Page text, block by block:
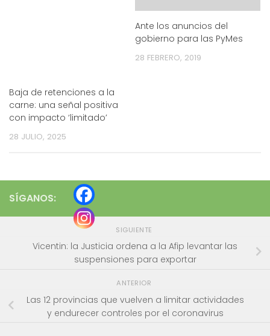
Baja de retenciones a la
carne: una señal positiva
con impacto ‘limitado’
28 JULIO, 2025
Ante los anuncios del
gobierno para las PyMes
28 FEBRERO, 2019
SÍGANOS:
SIGUIENTE
Vicentin: la Justicia ordena a la Afip levantar las
suspensiones para exportar
ANTERIOR
Las 12 provincias que vuelven a limitar actividades
y endurecer controles por el coronavirus